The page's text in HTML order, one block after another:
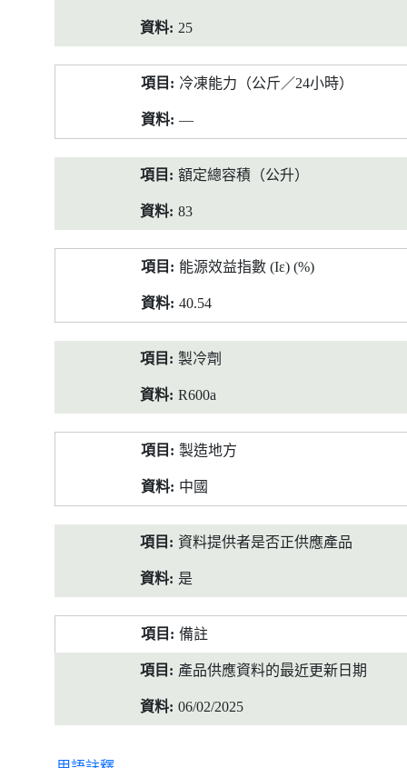
25
冷凍能力（公斤／24小時）
—
額定總容積（公升）
83
能源效益指數 (Iε) (%)
40.54
製冷劑
R600a
製造地方
中國
資料提供者是否正供應產品
是
備註
產品供應資料的最近更新日期
06/02/2025